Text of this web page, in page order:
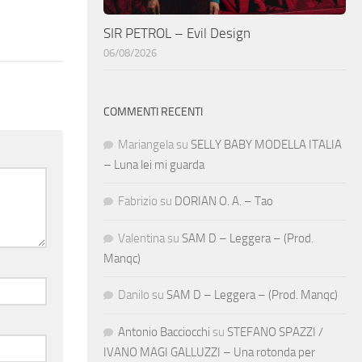
SIR PETROL – Evil Design
06/08/2026
COMMENTI RECENTI
Mariangela su SELLY BABY MODELLA ITALIA
– Luna lei mi guarda
Fabrizio su DORIAN O. A. – Tao
Valentina su SAM D – Leggera – (Prod.
Manqc)
Danilo su SAM D – Leggera – (Prod. Manqc)
Antonio Bacciocchi su STEFANO SPAZZI /
IVANO MAGI GALLUZZI – Una rotonda per